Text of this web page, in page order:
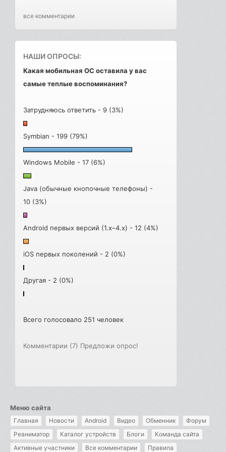
все комментарии
НАШИ ОПРОСЫ:
Какая мобильная ОС оставила у вас
самые теплые воспоминания?
Затрудняюсь ответить - 9 (3%)
Symbian - 199 (79%)
Windows Mobile - 17 (6%)
Java (обычные кнопочные телефоны) -
10 (3%)
Android первых версий (1.x–4.x) - 12 (4%)
iOS первых поколений - 2 (0%)
Другая - 2 (0%)
Всего голосовало 251 человек
Комментарии (7) Предложи опрос!
Меню сайта
Главная Новости Android Видео Обменник
Форум
Реаниматор
Каталог устройств Блоги
Команда сайта
Активные участники
Все комментарии Правила